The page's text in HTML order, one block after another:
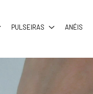
PULSEIRAS ANÉIS